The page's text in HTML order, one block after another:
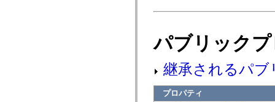
mx.automation.delegates.advancedDataGrid
パブリック
継承されるパ
プロパティ